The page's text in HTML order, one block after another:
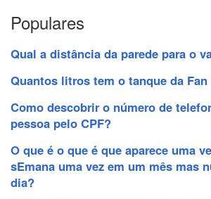
Populares
Qual a distância da parede para o
Quantos litros tem o tanque da Fan
Como descobrir o número de
pessoa pelo CPF?
O que é o que é que aparece uma
sEmana uma vez em um mês mas
dia?